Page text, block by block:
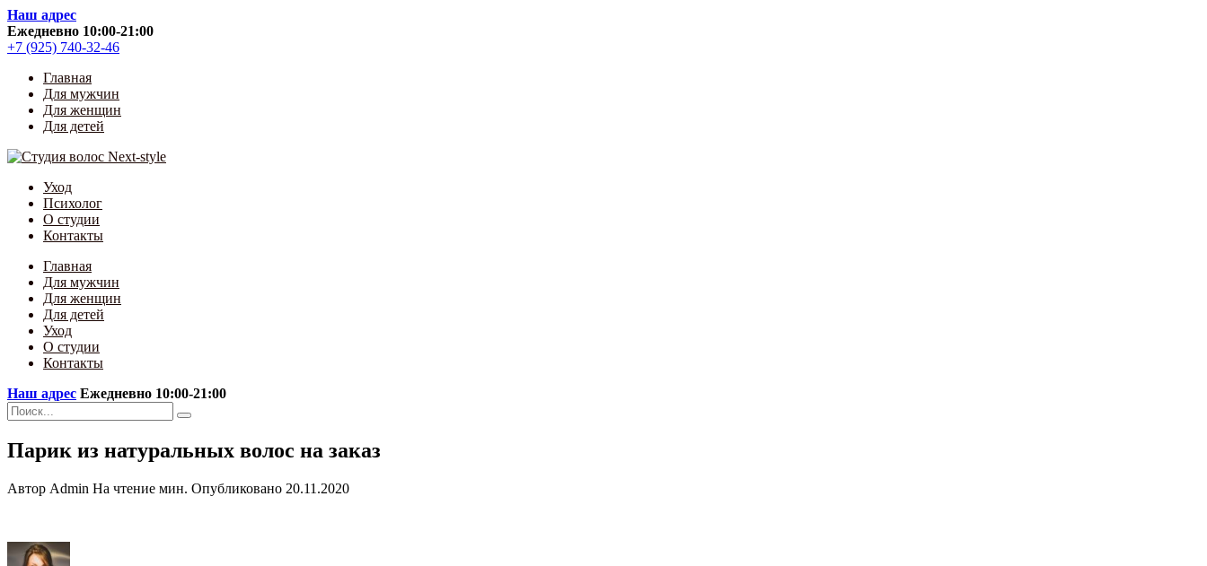
Skip
to
content
Наш адрес
Ежедневно 10:00-21:00
+7 (925) 740-32-46
Главная
Для мужчин
Для женщин
Для детей
Уход
Психолог
О студии
Контакты
Главная
Для мужчин
Для женщин
Для детей
Уход
О студии
Контакты
Наш адрес Ежедневно 10:00-21:00
Search
for:
Парик из натуральных волос на заказ
Автор Admin На чтение мин. Опубликовано 20.11.2020